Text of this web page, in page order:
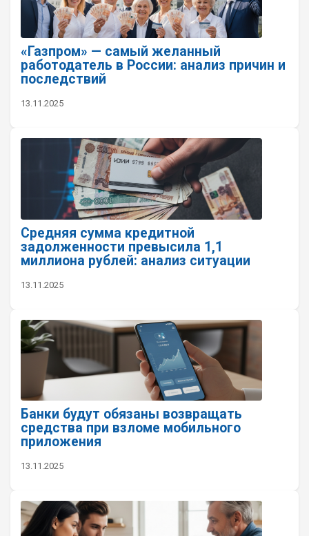
«Газпром» — самый желанный
работодатель в России: анализ причин и
последствий
13.11.2025
Средняя сумма кредитной
задолженности превысила 1,1
миллиона рублей: анализ ситуации
13.11.2025
Банки будут обязаны возвращать
средства при взломе мобильного
приложения
13.11.2025